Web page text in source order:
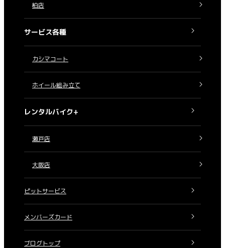
柏店
サービス各種
カシマコート
ホイール組み立て
レンタルバイク+
瀬戸店
大阪店
ピットサービス
メンバーズカード
ブログトップ